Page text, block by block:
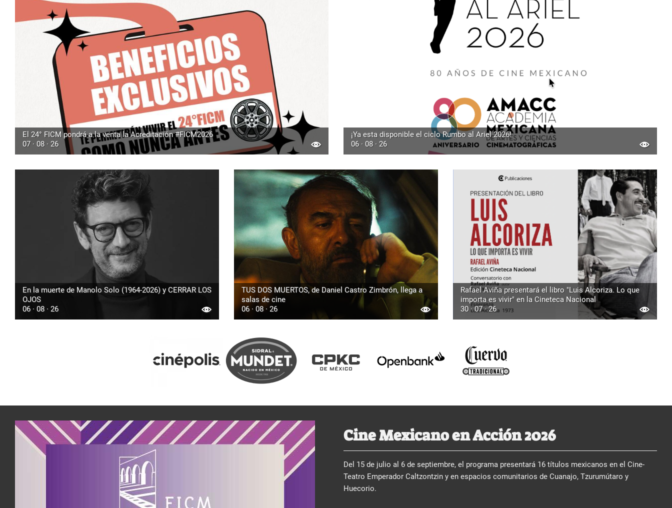
El 24° FICM pondrá a la venta la Acreditación #FICM2026
07 · 08 · 26
¡Ya esta disponible el ciclo Rumbo al Ariel 2026!
06 · 08 · 26
En la muerte de Manolo Solo (1964-2026) y CERRAR LOS
OJOS
06 · 08 · 26
TUS DOS MUERTOS, de Daniel Castro Zimbrón, llega a
salas de cine
06 · 08 · 26
Rafael Aviña presentará el libro "Luis Alcoriza. Lo que
importa es vivir" en la Cineteca Nacional
30 · 07 · 26
Cine Mexicano en Acción 2026
Del 15 de julio al 6 de septiembre, el programa presentará 16 títulos mexicanos en el Cine-
Teatro Emperador Caltzontzin y en espacios comunitarios de Cuanajo, Tzurumútaro y
Huecorio.